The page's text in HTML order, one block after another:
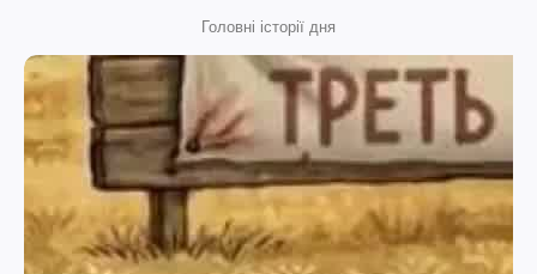
Головні історії дня